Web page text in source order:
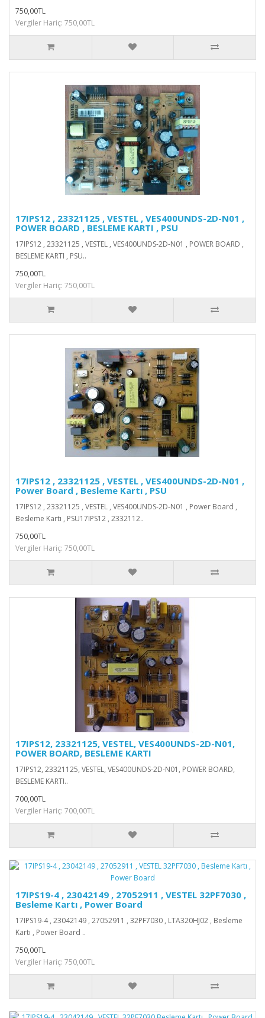
750,00TL
Vergiler Hariç: 750,00TL
17IPS12 , 23321125 , VESTEL , VES400UNDS-2D-N01 ,
POWER BOARD , BESLEME KARTI , PSU
17IPS12 , 23321125 , VESTEL , VES400UNDS-2D-N01 , POWER BOARD ,
BESLEME KARTI , PSU..
750,00TL
Vergiler Hariç: 750,00TL
17IPS12 , 23321125 , VESTEL , VES400UNDS-2D-N01 ,
Power Board , Besleme Kartı , PSU
17IPS12 , 23321125 , VESTEL , VES400UNDS-2D-N01 , Power Board ,
Besleme Kartı , PSU17IPS12 , 2332112..
750,00TL
Vergiler Hariç: 750,00TL
17IPS12, 23321125, VESTEL, VES400UNDS-2D-N01,
POWER BOARD, BESLEME KARTI
17IPS12, 23321125, VESTEL, VES400UNDS-2D-N01, POWER BOARD,
BESLEME KARTI..
700,00TL
Vergiler Hariç: 700,00TL
17IPS19-4 , 23042149 , 27052911 , VESTEL 32PF7030 ,
Besleme Kartı , Power Board
17IPS19-4 , 23042149 , 27052911 , 32PF7030 , LTA320HJ02 , Besleme
Kartı , Power Board ..
750,00TL
Vergiler Hariç: 750,00TL